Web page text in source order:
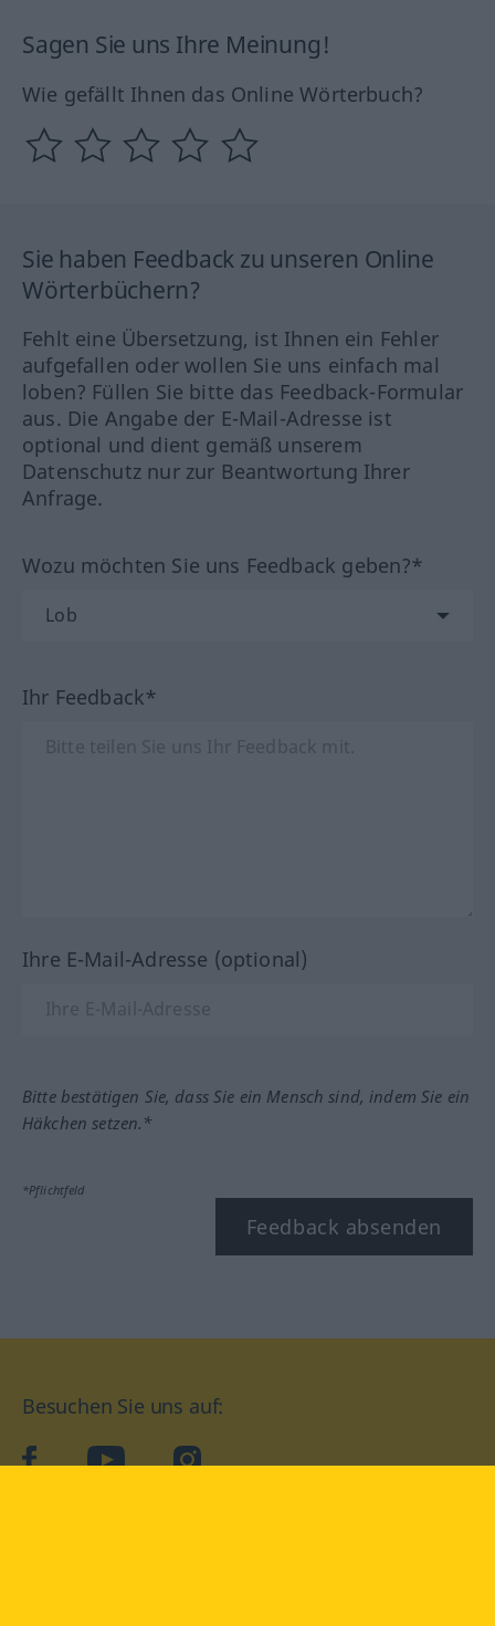
Sagen Sie uns Ihre Meinung!
Wie gefällt Ihnen das Online Wörterbuch?
Sie haben Feedback zu unseren Online
Wörterbüchern?
Fehlt eine Übersetzung, ist Ihnen ein Fehler
aufgefallen oder wollen Sie uns einfach mal
loben? Füllen Sie bitte das Feedback-Formular
aus. Die Angabe der E-Mail-Adresse ist
optional und dient gemäß unserem
Datenschutz nur zur Beantwortung Ihrer
Anfrage.
Wozu möchten Sie uns Feedback geben?*
Ihr Feedback*
Ihre E-Mail-Adresse (optional)
Bitte bestätigen Sie, dass Sie ein Mensch sind, indem Sie ein
Häkchen setzen.*
*Pflichtfeld
Feedback absenden
Besuchen Sie uns auf:
facebookYouTube Instagram